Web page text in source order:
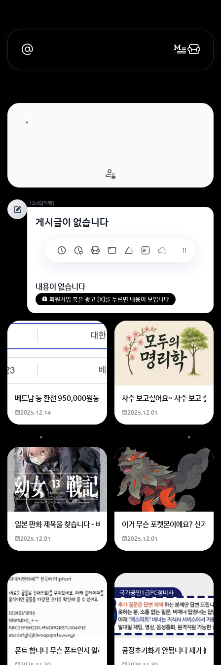
12:45[익명]
게시글이 없습니다
내용이 없습니다
회원가입 혹은 광고 [X]를 누르면 내용이 보입니다
베트남 동 환전 950,000원동 한화 계산할때0하나 빼고 나누기 2하면
2025.12.14
사주 보고싶어요~ 사주 보고 싶
2025.12.01
일본 만화 제목을 찾습니다 - 비행 마법 저격 여자 기억하기로는 위의 내
2025.12.01
이거 무슨 포켓몬이에요? 신기하
2025.12.01
폰트 합니다 무슨 폰트인지 알려주세요공장초기화가 안됩니다 제가 볼륨